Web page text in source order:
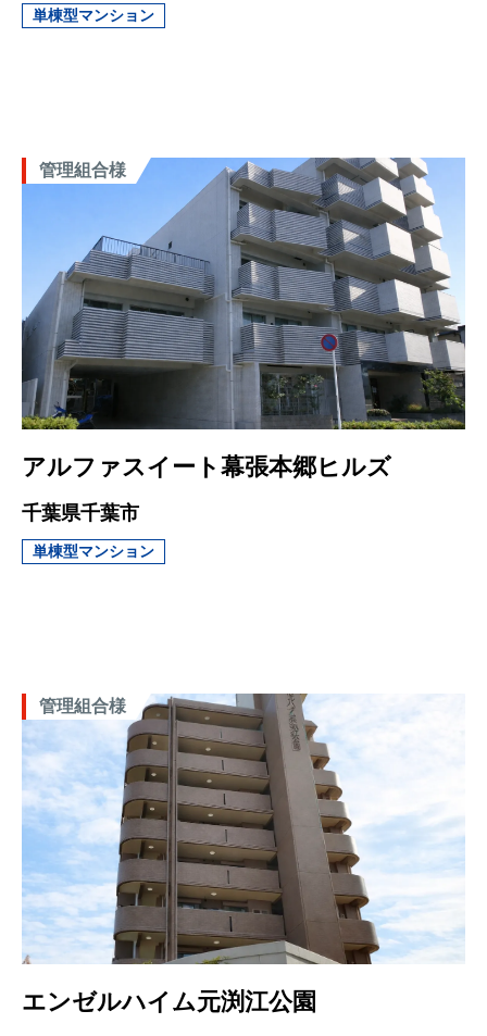
単棟型マンション
管理組合様
アルファスイート幕張本郷ヒルズ
千葉県千葉市
単棟型マンション
管理組合様
エンゼルハイム元渕江公園